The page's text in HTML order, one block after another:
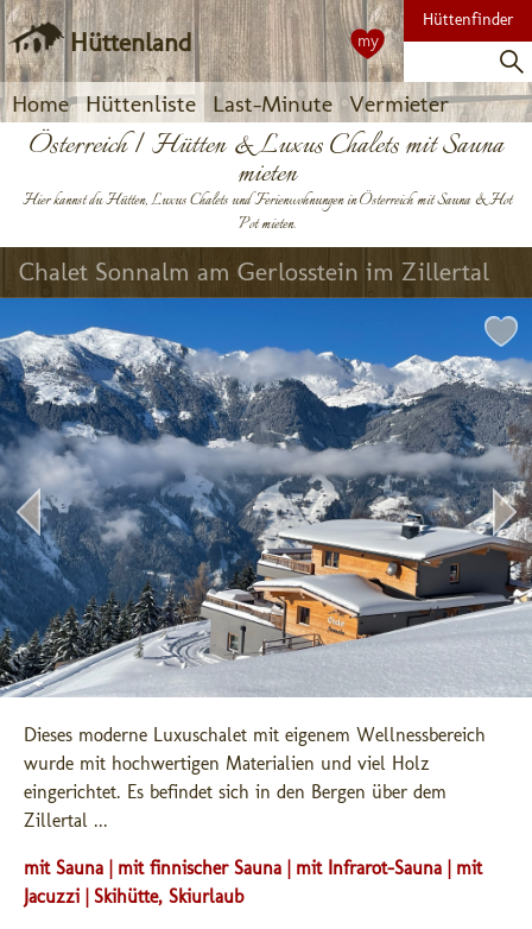
Hüttenland
Home Hüttenliste Last-Minute Vermieter
Hüttenfinder
my
Österreich | Hütten & Luxus Chalets mit Sauna
mieten
Hier kannst du Hütten, Luxus Chalets und Ferienwohnungen in Österreich mit Sauna & Hot
Pot mieten.
Chalet Sonnalm am Gerlosstein im Zillertal
Dieses moderne Luxuschalet mit eigenem Wellnessbereich
wurde mit hochwertigen Materialien und viel Holz
eingerichtet. Es befindet sich in den Bergen über dem
Zillertal ...
mit Sauna | mit finnischer Sauna | mit Infrarot-Sauna | mit
Jacuzzi | Skihütte, Skiurlaub